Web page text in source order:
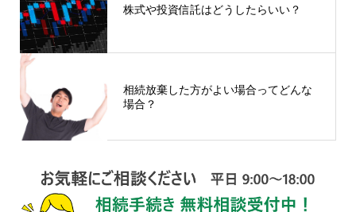
株式や投資信託はどうしたらいい？
相続放棄した方がよい場合ってどんな
場合？